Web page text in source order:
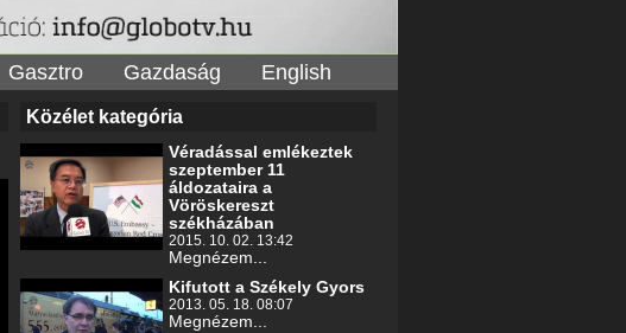
Gasztro Gazdaság English
Közélet kategória
Véradással emlékeztek
szeptember 11
áldozataira a
Vöröskereszt
székházában
2015. 10. 02. 13:42
Megnézem...
Kifutott a Székely Gyors
2013. 05. 18. 08:07
Megnézem...